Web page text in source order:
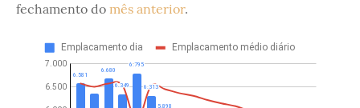
fechamento do mês anterior.